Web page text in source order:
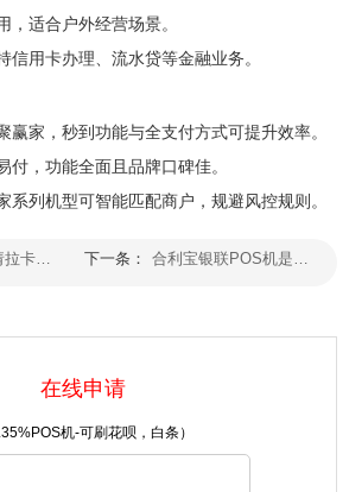
，适合户外经营场景。
信用卡办理、流水贷等金融业务。
赢家，秒到功能与全支付方式可提升效率。
付，功能全面且品牌口碑佳。
系列机型可智能匹配商户，规避风控规则。
手把手教你申请拉卡拉银联POS机：资质、流程、避坑指南一次说清 下一条： 合利宝银联POS机是正规的吗？个人办理需要什么资料？
在线申请
机-可刷花呗，白条）